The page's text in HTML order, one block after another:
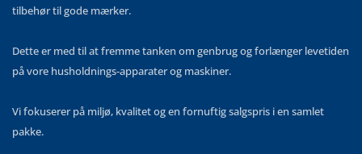
tilbehør til gode mærker.
Dette er med til at fremme tanken om genbrug og forlænger levetiden
på vore husholdnings-apparater og maskiner.
Vi fokuserer på miljø, kvalitet og en fornuftig salgspris i en samlet
pakke.